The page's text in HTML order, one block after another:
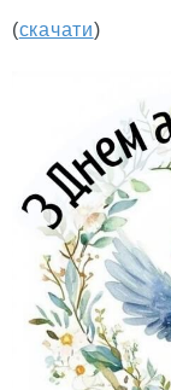
(скачати)